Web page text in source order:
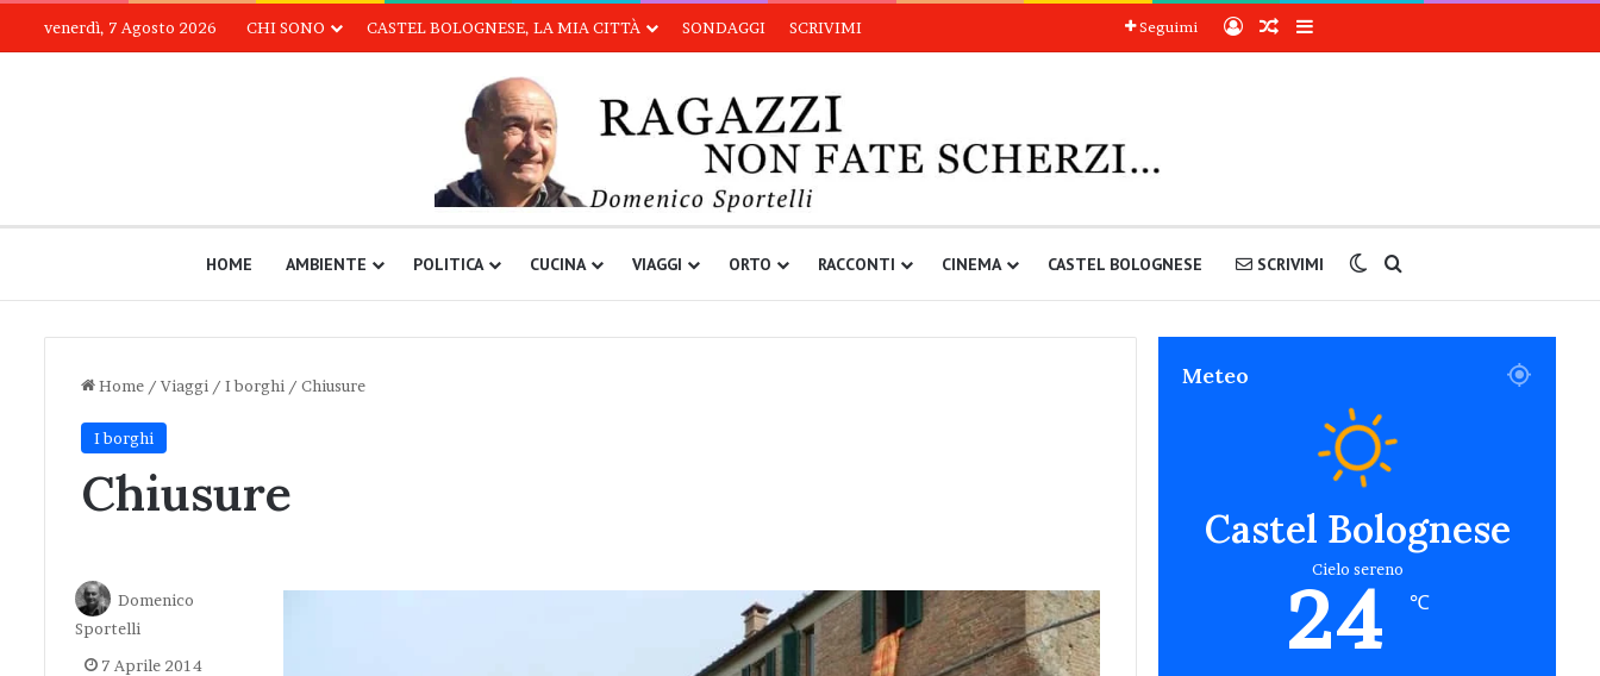
venerdì, 7 Agosto 2026 CHI SONO CASTEL BOLOGNESE, LA MIA CITTÀ SONDAGGI SCRIVIMI Seguimi AccediArticoli a sorpresa
Barra laterale
HOME AMBIENTE POLITICA CUCINA VIAGGI ORTO RACCONTI CINEMA CASTEL BOLOGNESE SCRIVIMI Cambia aspetto
Home / Viaggi / I borghi / Chiusure
I borghi
Chiusure
Domenico
Sportelli
7 Aprile 2014
Meteo
Castel Bolognese
Cielo sereno
24 ℃